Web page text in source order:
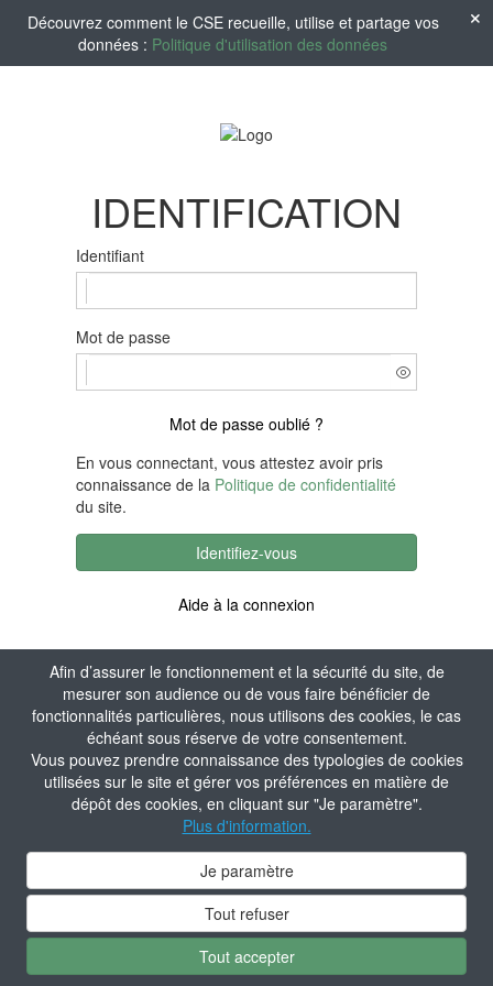
Afin d’assurer le fonctionnement et la sécurité du site, de
mesurer son audience ou de vous faire bénéficier de
fonctionnalités particulières, nous utilisons des cookies, le cas
échéant sous réserve de votre consentement.
Vous pouvez prendre connaissance des typologies de cookies
utilisées sur le site et gérer vos préférences en matière de
dépôt des cookies, en cliquant sur "Je paramètre".
Plus d'information.
Je paramètre
Tout refuser
Tout accepter
Découvrez comment le CSE recueille, utilise et partage vos
données : Politique d'utilisation des données
IDENTIFICATION
Identifiant
Mot de passe
Mot de passe oublié ?
En vous connectant, vous attestez avoir pris
connaissance de la Politique de confidentialité
du site.
Identifiez-vous
Aide à la connexion